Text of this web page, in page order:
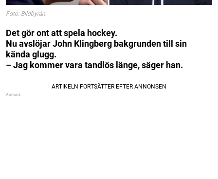
Foto: Bildbyrån
Det gör ont att spela hockey.
Nu avslöjar John Klingberg bakgrunden till sin
kända glugg.
– Jag kommer vara tandlös länge, säger han.